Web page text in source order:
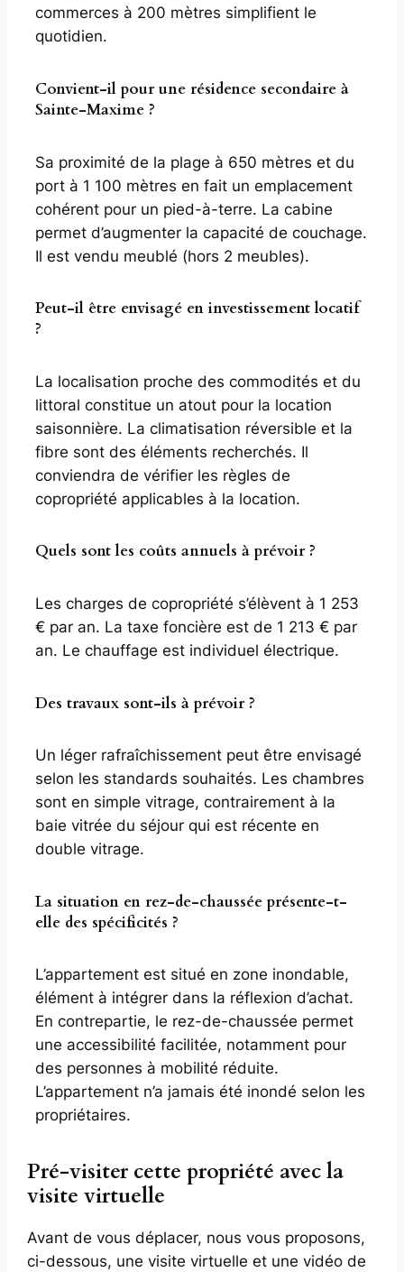
commerces à 200 mètres simplifient le
quotidien.
Convient-il pour une résidence secondaire à
Sainte-Maxime ?
Sa proximité de la plage à 650 mètres et du
port à 1 100 mètres en fait un emplacement
cohérent pour un pied-à-terre. La cabine
permet d’augmenter la capacité de couchage.
Il est vendu meublé (hors 2 meubles).
Peut-il être envisagé en investissement locatif
?
La localisation proche des commodités et du
littoral constitue un atout pour la location
saisonnière. La climatisation réversible et la
fibre sont des éléments recherchés. Il
conviendra de vérifier les règles de
copropriété applicables à la location.
Quels sont les coûts annuels à prévoir ?
Les charges de copropriété s’élèvent à 1 253
€ par an. La taxe foncière est de 1 213 € par
an. Le chauffage est individuel électrique.
Des travaux sont-ils à prévoir ?
Un léger rafraîchissement peut être envisagé
selon les standards souhaités. Les chambres
sont en simple vitrage, contrairement à la
baie vitrée du séjour qui est récente en
double vitrage.
La situation en rez-de-chaussée présente-t-
elle des spécificités ?
L’appartement est situé en zone inondable,
élément à intégrer dans la réflexion d’achat.
En contrepartie, le rez-de-chaussée permet
une accessibilité facilitée, notamment pour
des personnes à mobilité réduite.
L’appartement n’a jamais été inondé selon les
propriétaires.
Pré-visiter cette propriété avec la
visite virtuelle
Avant de vous déplacer, nous vous proposons,
ci-dessous, une visite virtuelle et une vidéo de